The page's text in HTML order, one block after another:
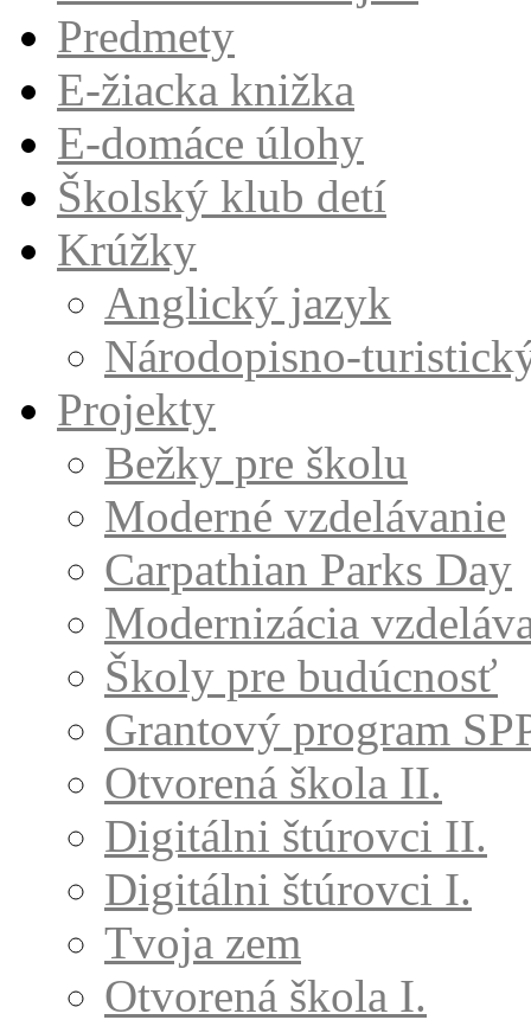
Predmety
E-žiacka knižka
E-domáce úlohy
Školský klub detí
Krúžky
Anglický jazyk
Národopisno-
Projekty
Bežky pre školu
Moderné vzdelávanie
Carpathian Parks Day
Modernizácia
Školy pre budúcnosť
Grantový program
Otvorená škola II.
Digitálni štúrovci II.
Digitálni štúrovci I.
Tvoja zem
Otvorená škola I.